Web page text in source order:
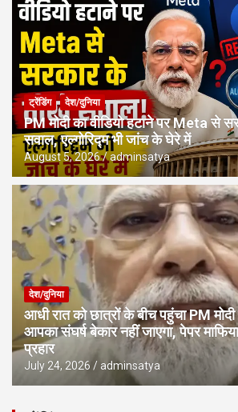
ट्रेंडिंग देश/दुनिया
PM मोदी का वीडियो हटाने पर Meta से
सवाल, एल्गोरिद्म भी जांच के घेरे में
August 5, 2026 adminsatya
देश/दुनिया
आधी रात को छात्रों के बीच पहुंचा PM
आपका संघर्ष बेकार नहीं जाएगा, पेपर माफिया
प्रहार
July 24, 2026 adminsatya